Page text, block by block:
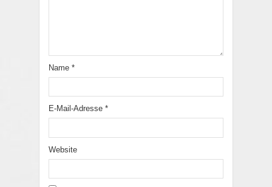
Name *
E-Mail-Adresse *
Website